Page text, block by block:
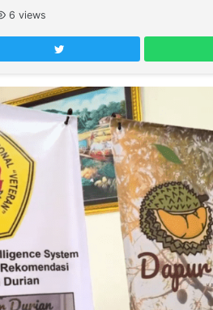
6 views